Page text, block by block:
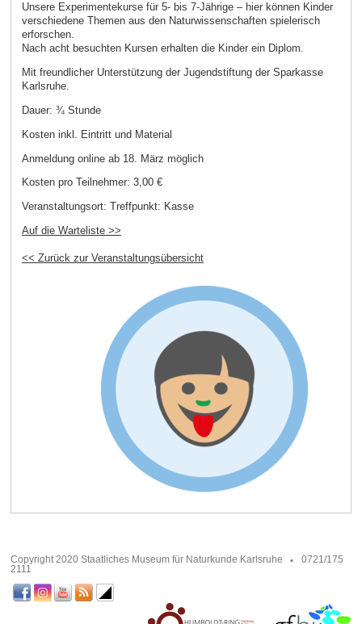
Unsere Experimentekurse für 5- bis 7-Jährige – hier können Kinder
verschiedene Themen aus den Naturwissenschaften spielerisch
erforschen.
Nach acht besuchten Kursen erhalten die Kinder ein Diplom.
Mit freundlicher Unterstützung der Jugendstiftung der Sparkasse
Karlsruhe.
Dauer: ¾ Stunde
Kosten inkl. Eintritt und Material
Anmeldung online ab 18. März möglich
Kosten pro Teilnehmer: 3,00 €
Veranstaltungsort: Treffpunkt: Kasse
Auf die Warteliste >>
<< Zurück zur Veranstaltungsübersicht
Copyright 2020 Staatliches Museum für Naturkunde Karlsruhe
0721/175
2111